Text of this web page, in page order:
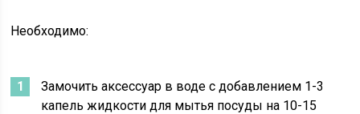
Необходимо:
Замочить аксессуар в воде с добавлением 1-3
капель жидкости для мытья посуды на 10-15